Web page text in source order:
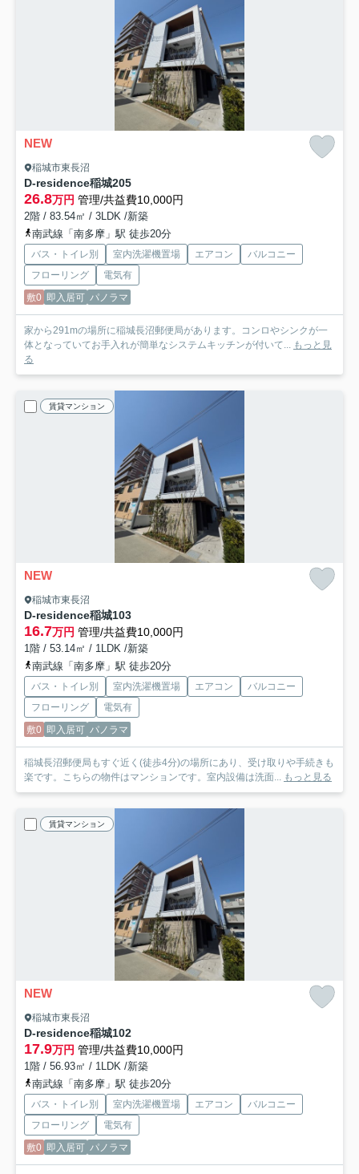
NEW
稲城市東長沼
D-residence稲城205
26.8万円 管理/共益費10,000円
2階 / 83.54㎡ / 3LDK /新築
南武線「南多摩」駅 徒歩20分
バス・トイレ別 室内洗濯機置場 エアコン
バルコニー
フローリング
電気有
敷0 即入居可 パノラマ
家から291mの場所に稲城長沼郵便局があります。コンロやシンクが一
体となっていてお手入れが簡単なシステムキッチンが付いて... もっと見
る
賃貸マンション
NEW
稲城市東長沼
D-residence稲城103
16.7万円 管理/共益費10,000円
1階 / 53.14㎡ / 1LDK /新築
南武線「南多摩」駅 徒歩20分
バス・トイレ別 室内洗濯機置場 エアコン
バルコニー
フローリング
電気有
敷0 即入居可 パノラマ
稲城長沼郵便局もすぐ近く(徒歩4分)の場所にあり、受け取りや手続きも
楽です。こちらの物件はマンションです。室内設備は洗面... もっと見る
賃貸マンション
NEW
稲城市東長沼
D-residence稲城102
17.9万円 管理/共益費10,000円
1階 / 56.93㎡ / 1LDK /新築
南武線「南多摩」駅 徒歩20分
バス・トイレ別 室内洗濯機置場 エアコン
バルコニー
フローリング
電気有
敷0 即入居可 パノラマ